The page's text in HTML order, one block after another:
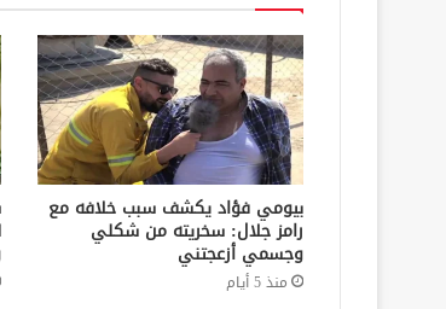
بيومي فؤاد يكشف سبب خلافه مع
رامز جلال: سخريته من شكلي
وجسمي أزعجتني
منذ 5 أيام